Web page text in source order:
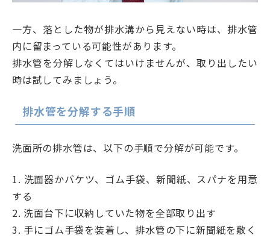
一方、落とした物が排水溝から見えない時は、排水管
内に留まっている可能性があります。
排水管を分解しなくてはいけませんが、取り出したい
時は試してみましょう。
排水管を分解する手順
洗面所の排水管は、以下の手順で分解が可能です。
1. 洗面器かバケツ、ゴム手袋、新聞紙、スパナを用意
する
2. 洗面台下に収納していた物を全部取り出す
3. 手にゴム手袋を装着し、排水管の下に新聞紙を敷く